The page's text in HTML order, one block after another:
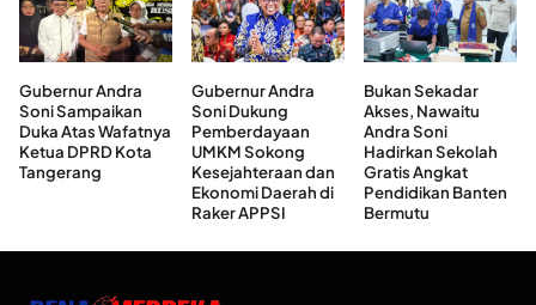
Gubernur Andra
Soni Sampaikan
Duka Atas Wafatnya
Ketua DPRD Kota
Tangerang
Gubernur Andra
Soni Dukung
Pemberdayaan
UMKM Sokong
Kesejahteraan dan
Ekonomi Daerah di
Raker APPSI
Bukan Sekadar
Akses, Nawaitu
Andra Soni
Hadirkan Sekolah
Gratis Angkat
Pendidikan Banten
Bermutu